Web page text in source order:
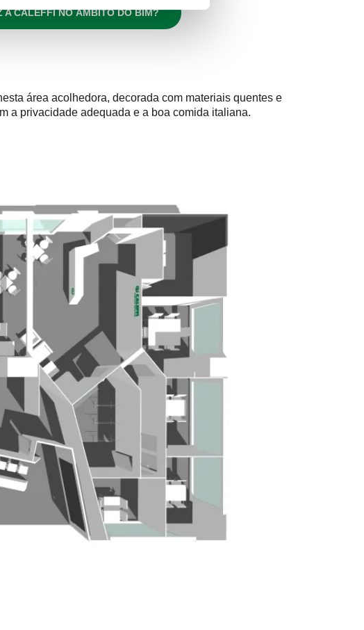
A CALEFFI NO ÂMBITO DO BIM?
área acolhedora, decorada com materiais quentes e
a privacidade adequada e a boa comida italiana.